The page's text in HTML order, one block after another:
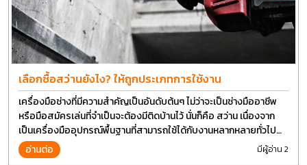
เลือกซื้อสว่านยังไง? ให้ถูกประเภทการใช้งาน
เครื่องมือช่างที่มีความสำคัญเป็นอันดับต้นๆ ไม่ว่าจะเป็นช่างมืออาชีพ
หรือมือสมัครเล่นที่จำเป็นจะต้องมีติดบ้านไว้ นั่นก็คือ สว่าน เนื่องจาก
เป็นเครื่องมืออุปกรณ์พื้นฐานที่สามารถใช้ได้กับงานหลากหลายทั่วไป
เรียกว่า เป็นเครื่องมือที่ใช้ง่าย ใครๆก็สามารถใช้ได้
อ่านต่อ มีผู้อ่าน 2